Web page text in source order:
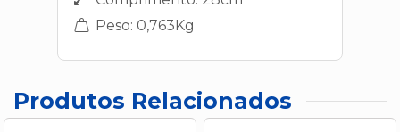
Peso: 0,763Kg
Produtos Relacionados